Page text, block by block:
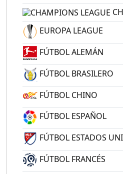
EUROPA LEAGUE
FÚTBOL ALEMÁN
FÚTBOL BRASILERO
FÚTBOL CHINO
FÚTBOL ESPAÑOL
FÚTBOL ESTADOS
FÚTBOL FRANCÉS